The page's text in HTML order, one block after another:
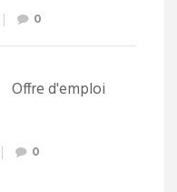
0
Offre d'emploi
0